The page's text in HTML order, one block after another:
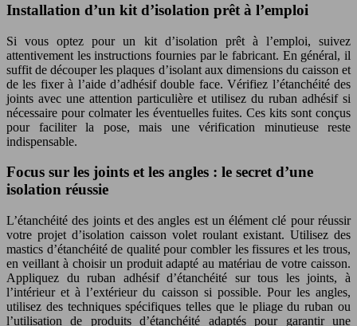
Installation d’un kit d’isolation prêt à l’emploi
Si vous optez pour un kit d’isolation prêt à l’emploi, suivez
attentivement les instructions fournies par le fabricant. En général, il
suffit de découper les plaques d’isolant aux dimensions du caisson et
de les fixer à l’aide d’adhésif double face. Vérifiez l’étanchéité des
joints avec une attention particulière et utilisez du ruban adhésif si
nécessaire pour colmater les éventuelles fuites. Ces kits sont conçus
pour faciliter la pose, mais une vérification minutieuse reste
indispensable.
Focus sur les joints et les angles : le secret d’une
isolation réussie
L’étanchéité des joints et des angles est un élément clé pour réussir
votre projet d’isolation caisson volet roulant existant. Utilisez des
mastics d’étanchéité de qualité pour combler les fissures et les trous,
en veillant à choisir un produit adapté au matériau de votre caisson.
Appliquez du ruban adhésif d’étanchéité sur tous les joints, à
l’intérieur et à l’extérieur du caisson si possible. Pour les angles,
utilisez des techniques spécifiques telles que le pliage du ruban ou
l’utilisation de produits d’étanchéité adaptés pour garantir une